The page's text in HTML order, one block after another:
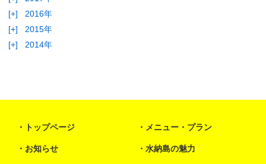
[+]
2016年
[+]
2015年
[+]
2014年
トップページ メニュー・プラン
お知らせ 水納島の魅力